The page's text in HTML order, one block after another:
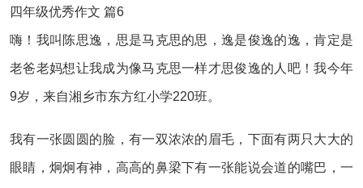
四年级优秀作文 篇6
嗨！我叫陈思逸，思是马克思的思，逸是俊逸的逸，肯定是
老爸老妈想让我成为像马克思一样才思俊逸的人吧！我今年
9岁，来自湘乡市东方红小学220班。
我有一张圆圆的脸，有一双浓浓的眉毛，下面有两只大大的
眼睛，炯炯有神，高高的鼻梁下有一张能说会道的嘴巴，一